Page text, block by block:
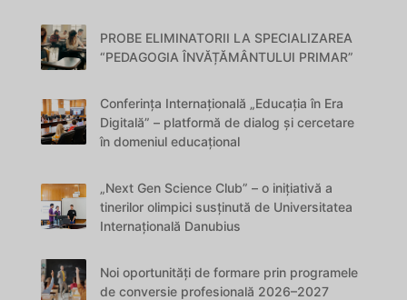
PROBE ELIMINATORII LA SPECIALIZAREA
“PEDAGOGIA ÎNVĂȚĂMÂNTULUI PRIMAR”
Conferința Internațională „Educația în Era
Digitală” – platformă de dialog și cercetare
în domeniul educațional
„Next Gen Science Club” – o inițiativă a
tinerilor olimpici susținută de Universitatea
Internațională Danubius
Noi oportunități de formare prin programele
de conversie profesională 2026–2027